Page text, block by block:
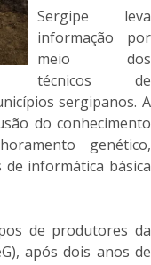
Sergipe leva
informação por
meio dos
técnicos de
sergipanos. A
do conhecimento
genético,
de informática básica
de produtores da
após dois anos de